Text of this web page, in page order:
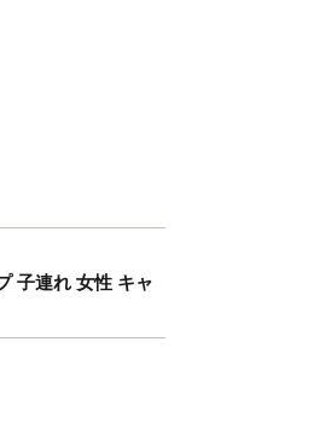
子連れ 女性 キャ